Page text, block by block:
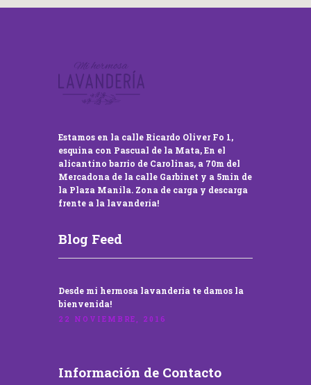
Estamos en la calle Ricardo Oliver Fo 1,
esquina con Pascual de la Mata, En el
alicantino barrio de Carolinas, a 70m del
Mercadona de la calle Garbinet y a 5min de
la Plaza Manila. Zona de carga y descarga
frente a la lavandería!
Blog Feed
Desde mi hermosa lavandería te damos la
bienvenida!
22 NOVIEMBRE, 2016
Información de Contacto